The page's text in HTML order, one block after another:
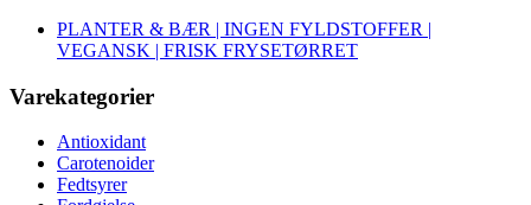
PLANTER & BÆR | INGEN FYLDSTOFFER |
VEGANSK | FRISK FRYSETØRRET
Varekategorier
Antioxidant
Carotenoider
Fedtsyrer